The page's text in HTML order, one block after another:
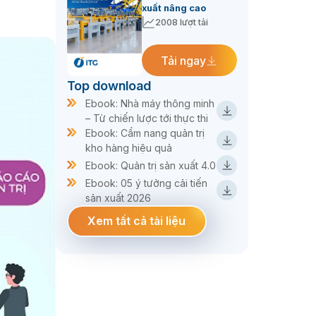
xuất nâng cao
2008 lượt tải
Tải ngay
Top download
Ebook: Nhà máy thông minh
– Từ chiến lược tới thực thi
Ebook: Cẩm nang quản trị
kho hàng hiệu quả
Ebook: Quản trị sản xuất 4.0
Ebook: 05 ý tưởng cải tiến
sản xuất 2026
Xem tất cả tài liệu